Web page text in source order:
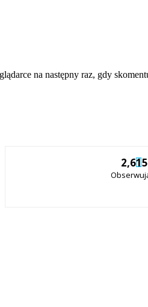
na następny raz, gdy
2,615